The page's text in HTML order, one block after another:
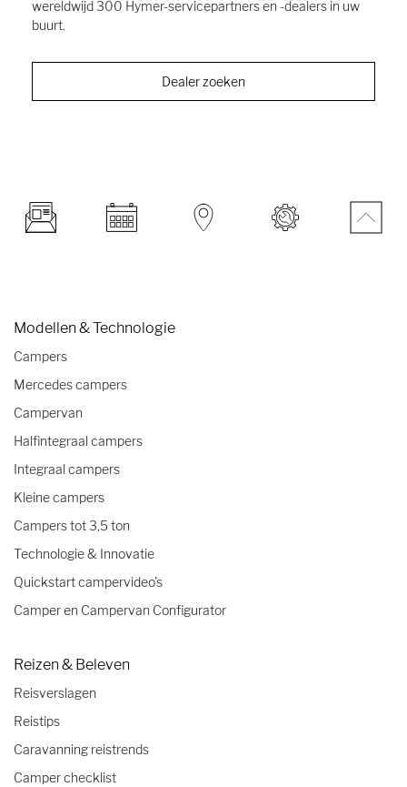
wereldwijd 300 Hymer-servicepartners en -dealers in uw
buurt.
Dealer zoeken
Modellen & Technologie
Campers
Mercedes campers
Campervan
Halfintegraal campers
Integraal campers
Kleine campers
Campers tot 3,5 ton
Technologie & Innovatie
Quickstart campervideo's
Camper en Campervan Configurator
Reizen & Beleven
Reisverslagen
Reistips
Caravanning reistrends
Camper checklist